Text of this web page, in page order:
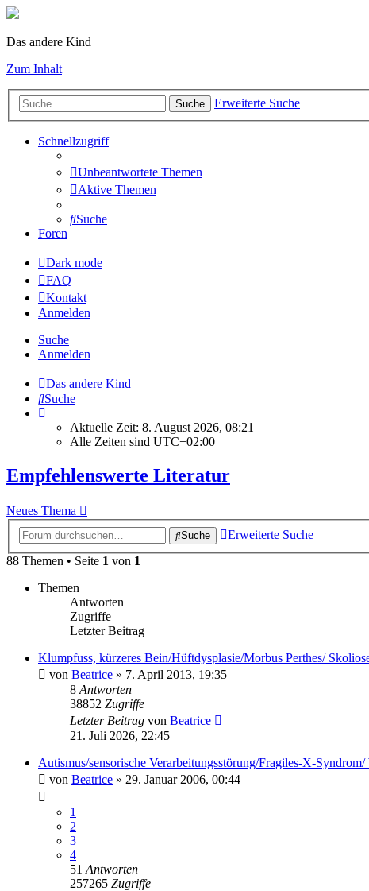
Das andere Kind
Zum Inhalt
Suche Erweiterte Suche
Schnellzugriff
Unbeantwortete Themen
Aktive Themen
Suche
Foren
Dark mode
FAQ
Kontakt
Anmelden
Suche
Anmelden
Das andere Kind
Suche
Aktuelle Zeit: 8. August 2026, 08:21
Alle Zeiten sind UTC+02:00
Empfehlenswerte Literatur
Neues Thema
Suche
Erweiterte Suche
88 Themen • Seite 1 von 1
Themen
Antworten
Zugriffe
Letzter Beitrag
Klumpfuss, kürzeres Bein/Hüftdysplasie/Morbus Perthes/
von Beatrice » 7. April 2013, 19:35
8 Antworten
38852 Zugriffe
Letzter Beitrag von Beatrice
21. Juli 2026, 22:45
Autismus/sensorische Verarbeitungsstörung/Fragiles-X-
von Beatrice » 29. Januar 2006, 00:44
1
2
3
4
51 Antworten
257265 Zugriffe